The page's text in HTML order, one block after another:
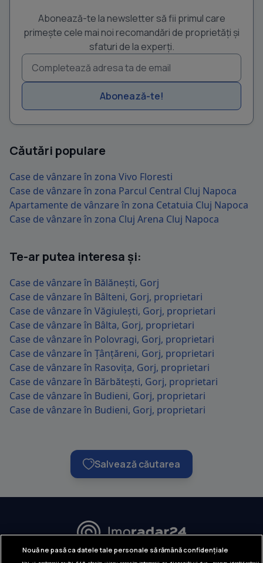
Abonează-te la newsletter să fii primul care
primește cele mai noi recomandări de proprietăți și
sfaturi de la experți.
Abonează-te!
Căutări populare
Case de vânzare în zona Vivo Floresti
Case de vânzare în zona Parcul Central Cluj Napoca
Apartamente de vânzare în zona Cetatuia Cluj Napoca
Case de vânzare în zona Cluj Arena Cluj Napoca
Te-ar putea interesa și:
Case de vânzare în Bălănești, Gorj
Case de vânzare în Bâlteni, Gorj, proprietari
Case de vânzare în Văgiulești, Gorj, proprietari
Case de vânzare în Bâlta, Gorj, proprietari
Case de vânzare în Polovragi, Gorj, proprietari
Case de vânzare în Țânțăreni, Gorj, proprietari
Case de vânzare în Rasovița, Gorj, proprietari
Case de vânzare în Bărbătești, Gorj, proprietari
Case de vânzare în Budieni, Gorj, proprietari
Case de vânzare în Budieni, Gorj, proprietari
Salvează căutarea
URMĂREȘTE-NE:
Nouă ne pasă ca datele tale personale să rămână confidențiale